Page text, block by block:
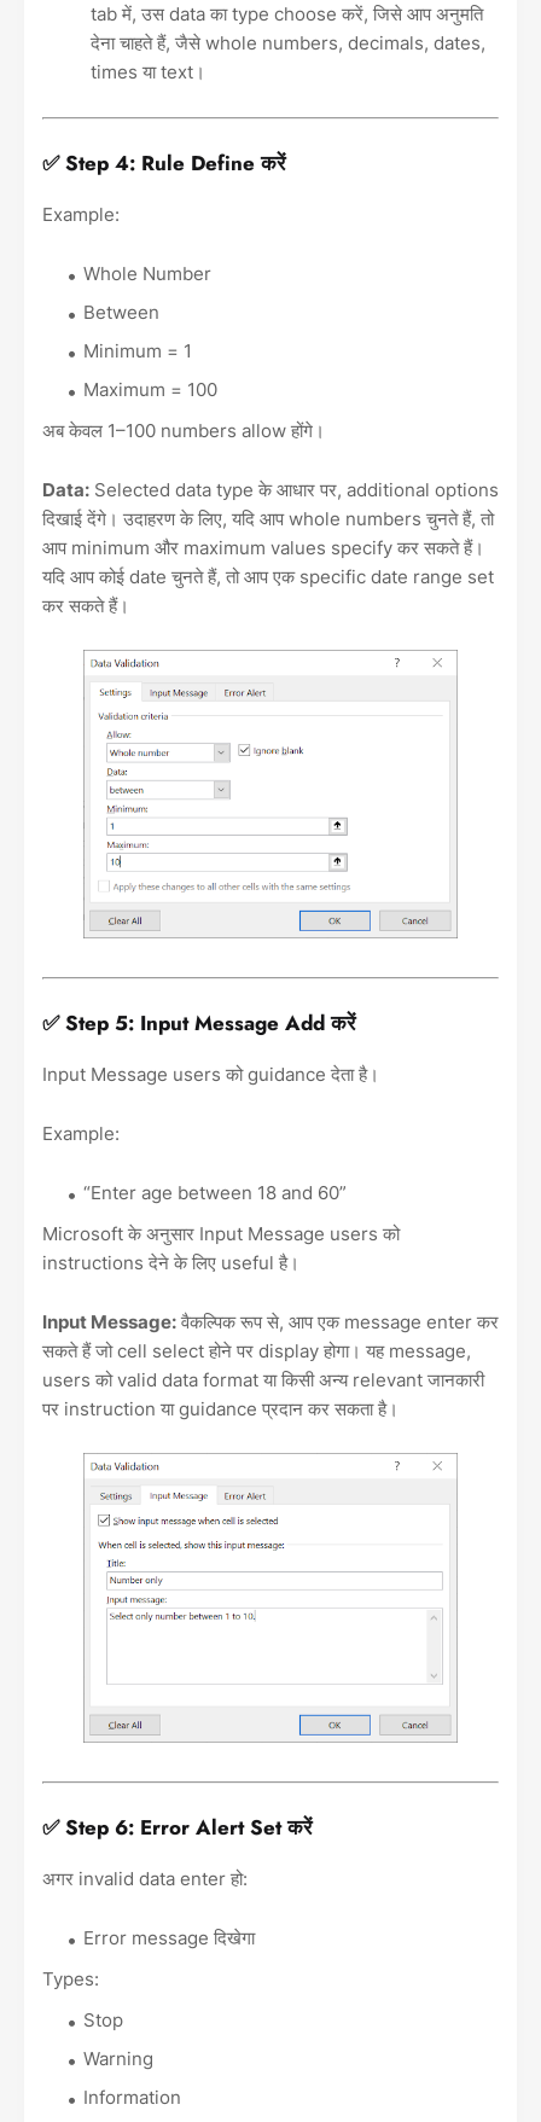
tab में, उस data का type choose करें, जिसे आप अनुमति
देना चाहते हैं, जैसे whole numbers, decimals, dates,
times या text।
✅ Step 4: Rule Define करें
Example:
Whole Number
Between
Minimum = 1
Maximum = 100
अब केवल 1–100 numbers allow होंगे।
Data: Selected data type के आधार पर, additional options
दिखाई देंगे। उदाहरण के लिए, यदि आप whole numbers चुनते हैं, तो
आप minimum और maximum values specify कर सकते हैं।
यदि आप कोई date चुनते हैं, तो आप एक specific date range set
कर सकते हैं।
✅ Step 5: Input Message Add करें
Input Message users को guidance देता है।
Example:
“Enter age between 18 and 60”
Microsoft के अनुसार Input Message users को
instructions देने के लिए useful है।
Input Message: वैकल्पिक रूप से, आप एक message enter कर
सकते हैं जो cell select होने पर display होगा। यह message,
users को valid data format या किसी अन्य relevant जानकारी
पर instruction या guidance प्रदान कर सकता है।
✅ Step 6: Error Alert Set करें
अगर invalid data enter हो:
Error message दिखेगा
Types:
Stop
Warning
Information